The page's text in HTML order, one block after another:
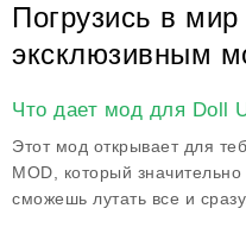
Погрузись в
эксклюзивным
Что дает мод для Doll
Этот мод открывает для
MOD, который
сможешь лутать все и сразу.